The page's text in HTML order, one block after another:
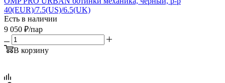
40(EUR)/7.5(US)/6.5(UK)
Есть в наличии
9 050 ₽/пар
В корзину